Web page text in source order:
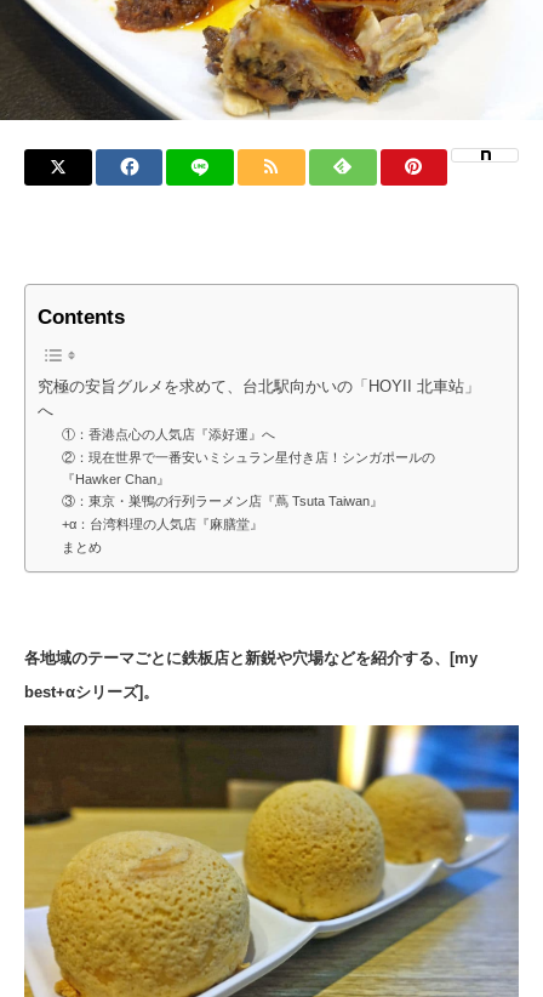
Contents
究極の安旨グルメを求めて、台北駅向かいの「HOYII 北車站」
へ
①：香港点心の人気店『添好運』へ
②：現在世界で一番安いミシュラン星付き店！シンガポールの
『Hawker Chan』
③：東京・巣鴨の行列ラーメン店『蔦 Tsuta Taiwan』
+α：台湾料理の人気店『麻膳堂』
まとめ
各地域のテーマごとに鉄板店と新鋭や穴場などを紹介する、[my
best+αシリーズ]。